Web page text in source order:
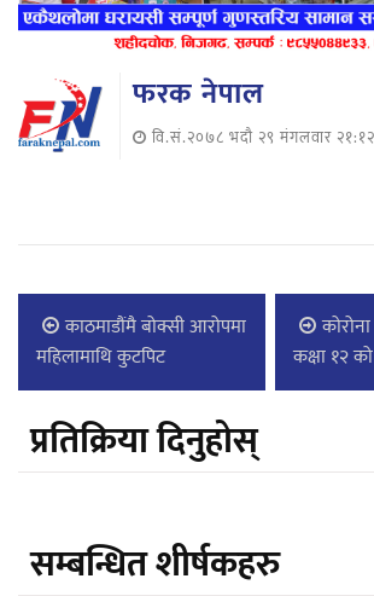
फरक नेपाल
वि.सं.२०७८ भदौ २९ मंगलवार २१:१२
काठमाडौंमै बोक्सी आरोपमा
महिलामाथि कुटपिट
कक्षा १२
प्रतिक्रिया दिनुहोस्
सम्बन्धित शीर्षकहरु